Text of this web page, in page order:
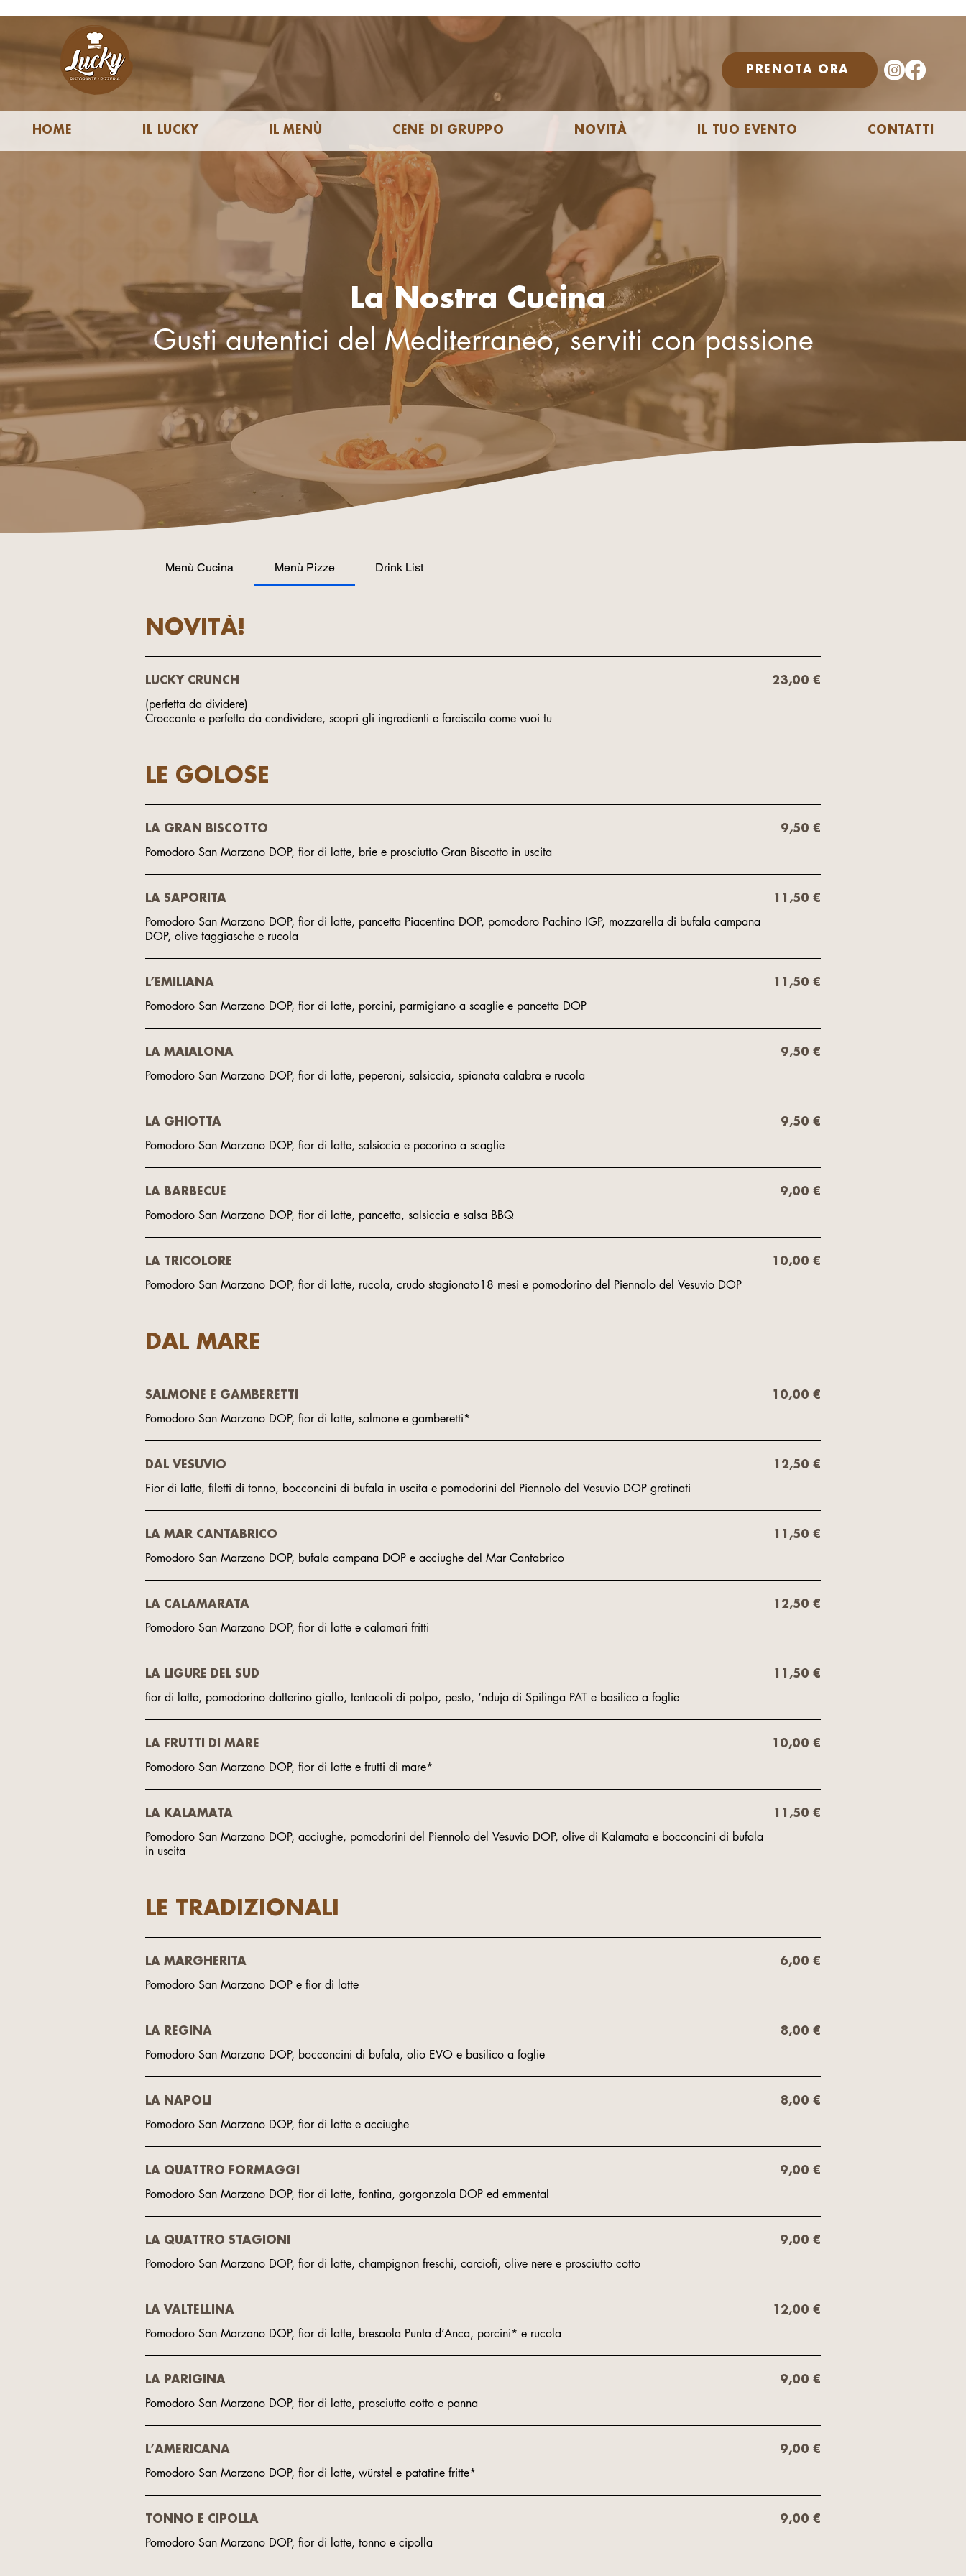
PRENOTA ORA
HOME IL LUCKY IL MENÙ CENE DI GRUPPO NOVITÀ IL TUO EVENTO CONTATTI
La Nostra Cucina
Gusti autentici del Mediterraneo, serviti con passione
Menù Cucina Menù Pizze Drink List
NOVITÀ!
LUCKY CRUNCH
(perfetta da dividere)
23,00 €
LE GOLOSE
LA GRAN BISCOTTO
Pomodoro San Marzano DOP, fior di latte, brie e prosciutto Gran Biscotto in uscita
9,50 €
LA SAPORITA
Pomodoro San Marzano DOP, fior di latte, pancetta Piacentina DOP, pomodoro Pachino IGP, mozzarella di bufala campana
DOP, olive taggiasche e rucola
11,50 €
L’EMILIANA
Pomodoro San Marzano DOP, fior di latte, porcini, parmigiano a scaglie e pancetta DOP
11,50 €
LA MAIALONA
Pomodoro San Marzano DOP, fior di latte, peperoni, salsiccia, spianata calabra e rucola
9,50 €
LA GHIOTTA
Pomodoro San Marzano DOP, fior di latte, salsiccia e pecorino a scaglie
9,50 €
LA BARBECUE
Pomodoro San Marzano DOP, fior di latte, pancetta, salsiccia e salsa BBQ
9,00 €
LA TRICOLORE
Pomodoro San Marzano DOP, fior di latte, rucola, crudo stagionato18 mesi e pomodorino del Piennolo del Vesuvio DOP
10,00 €
DAL MARE
SALMONE E GAMBERETTI
Pomodoro San Marzano DOP, fior di latte, salmone e gamberetti*
10,00 €
DAL VESUVIO
Fior di latte, filetti di tonno, bocconcini di bufala in uscita e pomodorini del Piennolo del Vesuvio DOP gratinati
12,50 €
LA MAR CANTABRICO
Pomodoro San Marzano DOP, bufala campana DOP e acciughe del Mar Cantabrico
11,50 €
LA CALAMARATA
Pomodoro San Marzano DOP, fior di latte e calamari fritti
12,50 €
LA LIGURE DEL SUD
fior di latte, pomodorino datterino giallo, tentacoli di polpo, pesto, ‘nduja di Spilinga PAT e basilico a foglie
11,50 €
LA FRUTTI DI MARE
Pomodoro San Marzano DOP, fior di latte e frutti di mare*
10,00 €
LA KALAMATA
Pomodoro San Marzano DOP, acciughe, pomodorini del Piennolo del Vesuvio DOP, olive di Kalamata e bocconcini di bufala
in uscita
11,50 €
LE TRADIZIONALI
LA MARGHERITA
Pomodoro San Marzano DOP e fior di latte
6,00 €
LA REGINA
Pomodoro San Marzano DOP, bocconcini di bufala, olio EVO e basilico a foglie
8,00 €
LA NAPOLI
Pomodoro San Marzano DOP, fior di latte e acciughe
8,00 €
LA QUATTRO FORMAGGI
Pomodoro San Marzano DOP, fior di latte, fontina, gorgonzola DOP ed emmental
9,00 €
LA QUATTRO STAGIONI
Pomodoro San Marzano DOP, fior di latte, champignon freschi, carciofi, olive nere e prosciutto cotto
9,00 €
LA VALTELLINA
Pomodoro San Marzano DOP, fior di latte, bresaola Punta d’Anca, porcini* e rucola
12,00 €
LA PARIGINA
Pomodoro San Marzano DOP, fior di latte, prosciutto cotto e panna
9,00 €
L’AMERICANA
Pomodoro San Marzano DOP, fior di latte, würstel e patatine fritte*
9,00 €
TONNO E CIPOLLA
Pomodoro San Marzano DOP, fior di latte, tonno e cipolla
9,00 €